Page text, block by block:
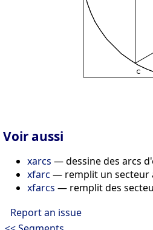
Voir aussi
xarcs — dessine des arcs
xfarc — remplit un secteur
xfarcs — remplit des
Report an issue